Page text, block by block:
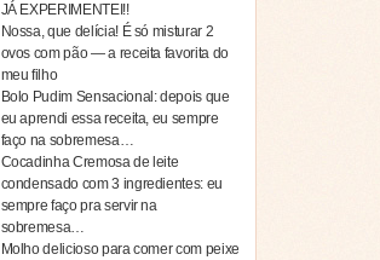
JÁ EXPERIMENTEI!!
Nossa, que delícia! É só misturar 2
ovos com pão — a receita favorita do
meu filho
Bolo Pudim Sensacional: depois que
eu aprendi essa receita, eu sempre
faço na sobremesa…
Cocadinha Cremosa de leite
condensado com 3 ingredientes: eu
sempre faço pra servir na
sobremesa…
Molho delicioso para comer com peixe